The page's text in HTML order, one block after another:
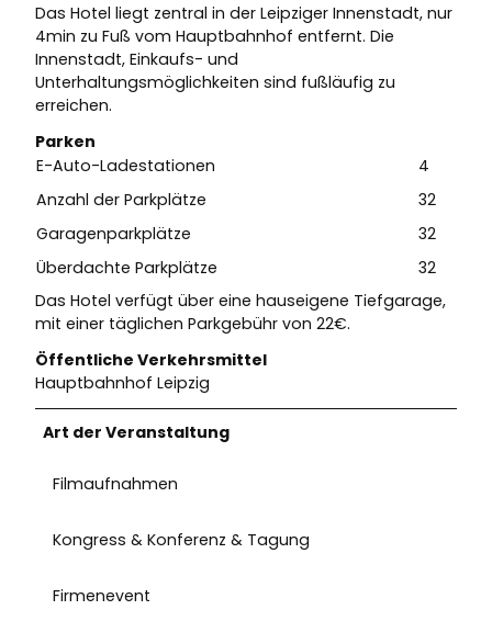
Das Hotel liegt zentral in der Leipziger Innenstadt, nur
4min zu Fuß vom Hauptbahnhof entfernt. Die
Innenstadt, Einkaufs- und
Unterhaltungsmöglichkeiten sind fußläufig zu
erreichen.
Parken
E-Auto-Ladestationen
4
Anzahl der Parkplätze
32
Garagenparkplätze
32
Überdachte Parkplätze
32
Das Hotel verfügt über eine hauseigene Tiefgarage,
mit einer täglichen Parkgebühr von 22€.
Öffentliche Verkehrsmittel
Hauptbahnhof Leipzig
Art der Veranstaltung
Filmaufnahmen
Kongress & Konferenz & Tagung
Firmenevent